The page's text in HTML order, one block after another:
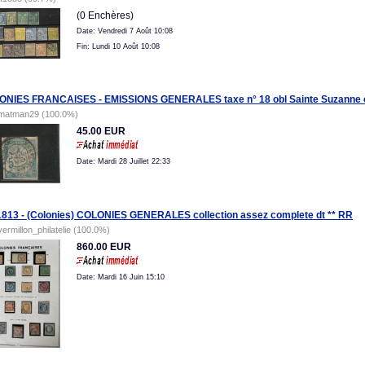
(0 Enchères)
Date: Vendredi 7 Août 10:08
Fin: Lundi 10 Août 10:08
FRANCAISES - EMISSIONS GENERALES taxe n° 18 obl Sainte Suzanne
(100.0%)
45.00 EUR
Date: Mardi 28 Juillet 22:33
- (Colonies) COLONIES GENERALES collection assez complete dt ** RR
(100.0%)
860.00 EUR
Date: Mardi 16 Juin 15:10